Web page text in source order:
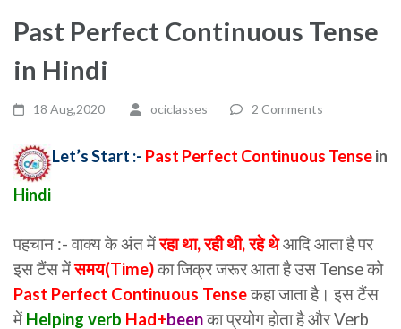
Past Perfect Continuous Tense
in Hindi
18 Aug,2020 ociclasses 2 Comments
Let’s Start :- Past Perfect Continuous Tensein
Hindi
पहचान :- वाक्य के अंत मेंरहा था, रही थी, रहे थेआदि आता है पर
इस टैंस मेंसमय(Time)का जिक्र जरूर आता है उस Tense को
Past Perfect Continuous Tenseकहा जाता है। इस टैंस
में Helping verb Had+beenका प्रयोग होता है और Verb